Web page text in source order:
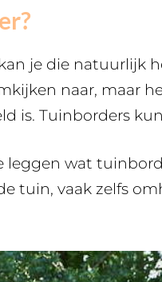
je die natuurlijk
naar, maar
is. Tuinborders
wat
tuin, vaak zelfs